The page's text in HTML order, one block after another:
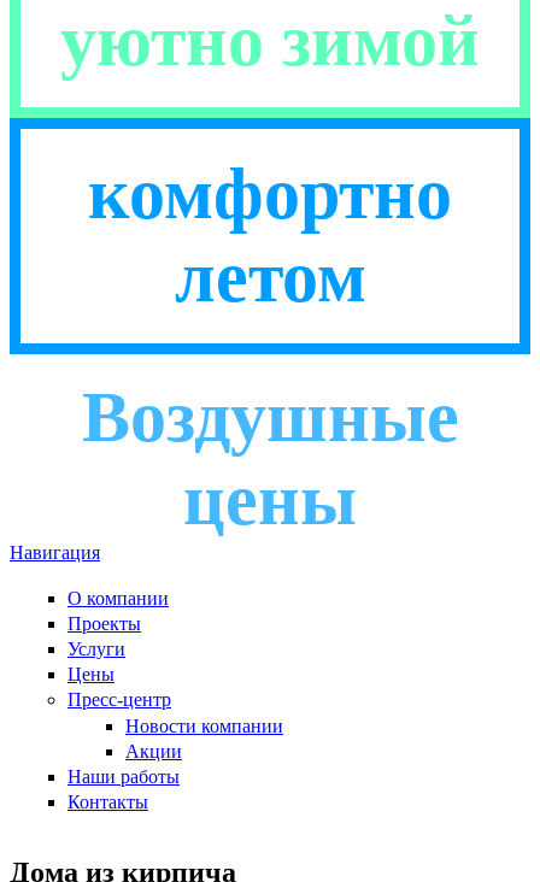
уютно зимой
комфортно
летом
Воздушные
цены
Навигация
О компании
Проекты
Услуги
Цены
Пресс-центр
Новости компании
Акции
Наши работы
Контакты
Дома из кирпича